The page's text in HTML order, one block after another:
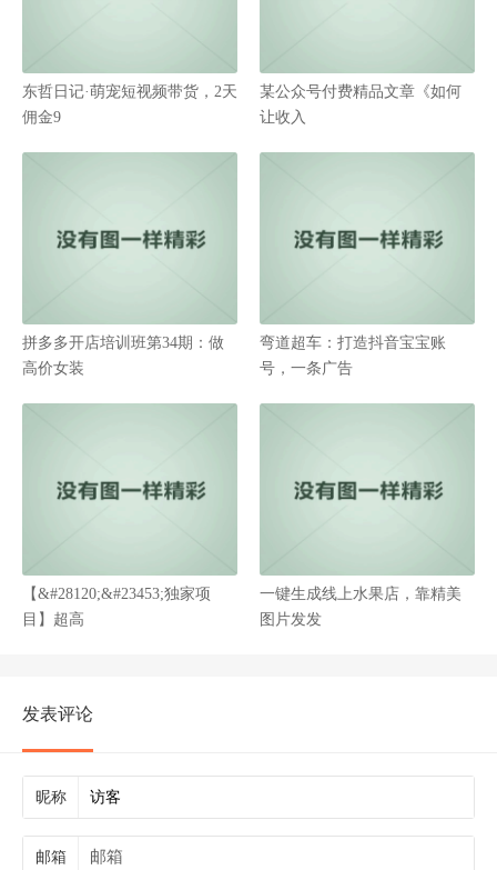
东哲日记·萌宠短视频带货，2天
佣金9
某公众号付费精品文章《如何
让收入
拼多多开店培训班第34期：做
高价女装
弯道超车：打造抖音宝宝账
号，一条广告
【&#28120;&#23453;独家项
目】超高
一键生成线上水果店，靠精美
图片发发
发表评论
昵称
邮箱